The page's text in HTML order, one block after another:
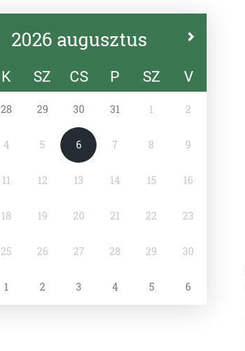
2026 augusztus
K SZ CS P SZ V
28 29 30 31 1 2
4 5 6 7 8 9
11 12 13 14 15 16
18 19 20 21 22 23
25 26 27 28 29 30
1 2 3 4 5 6